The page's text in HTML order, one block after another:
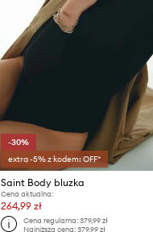
-30%
extra -5% z kodem: OFF*
Saint Body bluzka
Cena aktualna:
264,99 zł
Cena regularna: 379,99 zł
Najniższa cena: 379,99 zł